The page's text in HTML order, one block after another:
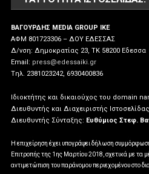
ΒΑΓΟΥΡΔΗΣ MEDIA GROUP IKE
ΑΦΜ 801723306 – ΔΟΥ ΕΔΕΣΣΑΣ
Δ/νση: Δημοκρατίας 23, ΤΚ 58200 Εδεσσα
Email: press@edessaiki.gr
Tηλ. 2381023242, 6930400836
Ιδιοκτήτης και δικαιούχος του domain
Διευθυντής και Διαχειριστής
Διευθυντής Σύνταξης: Ευθύμιος Στεφ.
Η επιχείρηση έχει υπογράψει δήλωση
Επιτροπής της 1ης Μαρτίου 2018, σχετικά με τα
αντιμετώπιση του παράνομου περιεχομένου στο